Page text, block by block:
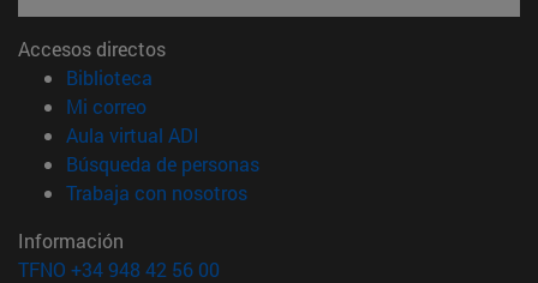
Accesos directos
Biblioteca
Mi correo(abre en nueva ventana)
Aula virtual ADI
Búsqueda de personas(abre en nueva ventana)
Trabaja con nosotros(abre en nueva ventana)
Información
TFNO +34 948 42 56 00